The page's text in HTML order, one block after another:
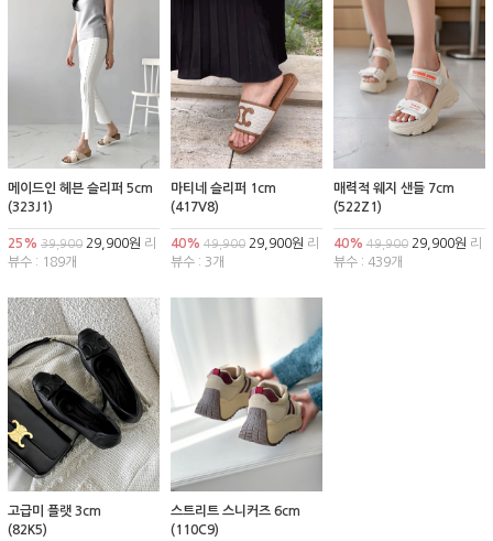
메이드인 헤븐 슬리퍼 5cm
(323J1)
25% 39,900 29,900원 리
뷰수 : 189개
마티네 슬리퍼 1cm
(417V8)
40% 49,90029,900원 리
뷰수 : 3개
매력적 웨지 샌들 7cm
(522Z1)
40% 49,90029,900원 리
뷰수 : 439개
고급미 플랫 3cm
(82K5)
스트리트 스니커즈 6cm
(110C9)